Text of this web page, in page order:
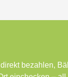
bezahlen,